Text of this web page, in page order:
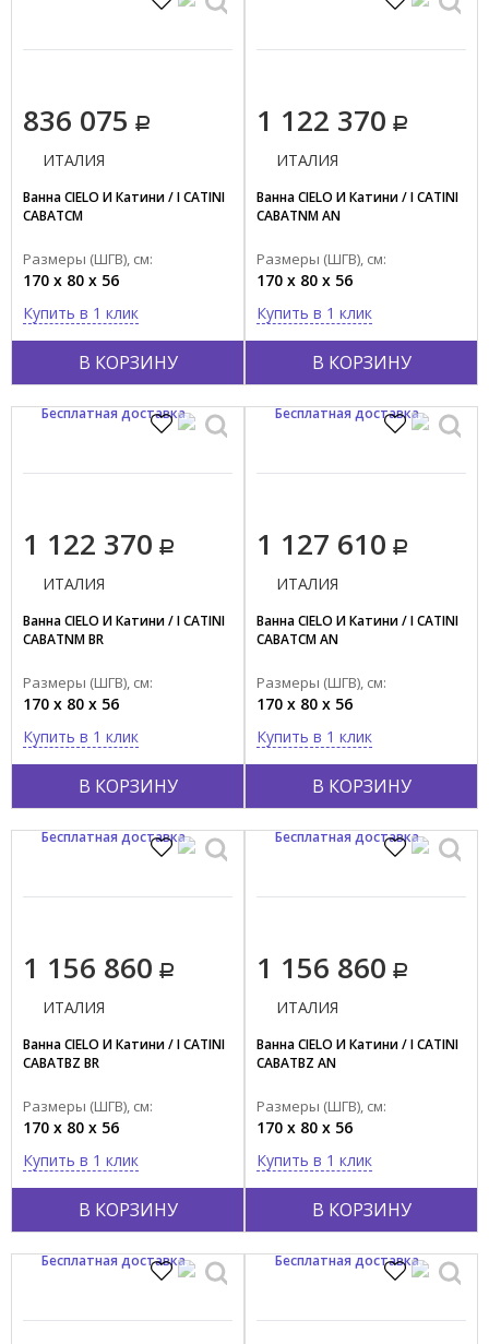
836 075
В КОРЗИНУ
ИТАЛИЯ
Ванна CIELO И Катини / I CATINI
CABATCM
Размеры (ШГВ), см:
170 x 80 x 56
Купить в 1 клик
1 122 370
В КОРЗИНУ
ИТАЛИЯ
Ванна CIELO И Катини / I CATINI
CABATNM AN
Размеры (ШГВ), см:
170 x 80 x 56
Купить в 1 клик
1 122 370
В КОРЗИНУ
ИТАЛИЯ
Ванна CIELO И Катини / I CATINI
CABATNM BR
Размеры (ШГВ), см:
170 x 80 x 56
Купить в 1 клик
Бесплатная доставка
1 127 610
В КОРЗИНУ
ИТАЛИЯ
Ванна CIELO И Катини / I CATINI
CABATCM AN
Размеры (ШГВ), см:
170 x 80 x 56
Купить в 1 клик
Бесплатная доставка
1 156 860
В КОРЗИНУ
ИТАЛИЯ
Ванна CIELO И Катини / I CATINI
CABATBZ BR
Размеры (ШГВ), см:
170 x 80 x 56
Купить в 1 клик
Бесплатная доставка
1 156 860
В КОРЗИНУ
ИТАЛИЯ
Ванна CIELO И Катини / I CATINI
CABATBZ AN
Размеры (ШГВ), см:
170 x 80 x 56
Купить в 1 клик
Бесплатная доставка
Бесплатная доставка Бесплатная доставка